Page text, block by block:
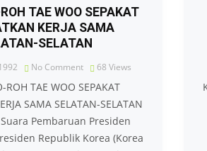
TAE WOO SEPAKAT
KERJA SAMA
SELATAN
No Comment 68 Views
ROH TAE WOO SEPAKAT
SAMA SELATAN-SELATAN
Pembaruan Presiden
Republik Korea (Korea